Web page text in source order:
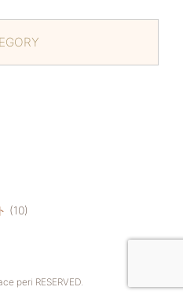
(10)
peri RESERVED.